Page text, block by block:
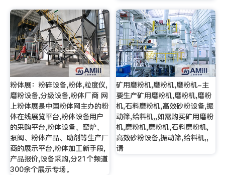
粉体展：粉碎设备,粉体,粒度仪,
磨粉设备,分级设备,粉体厂商 网
上粉体展是中国粉体网主办的粉
体在线展览平台,粉体设备用户
的采购平台,粉体设备、窑炉、
泵阀、粉体产品、助剂等生产厂
商的展示平台,粉体加工新手段,
产品报价,设备采购,分21个频道
300余个展示专场。
矿用磨粉机,磨粉机,磨粉机-主
要生产矿用磨粉机,磨粉机,磨粉
机,石料磨粉机,高效砂粉设备,振
动筛,给料机,,如需购买矿用磨粉
机,磨粉机,磨粉机,石料磨粉机,
高效砂粉设备,振动筛,给料机,,
请